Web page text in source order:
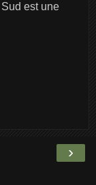
est une
›